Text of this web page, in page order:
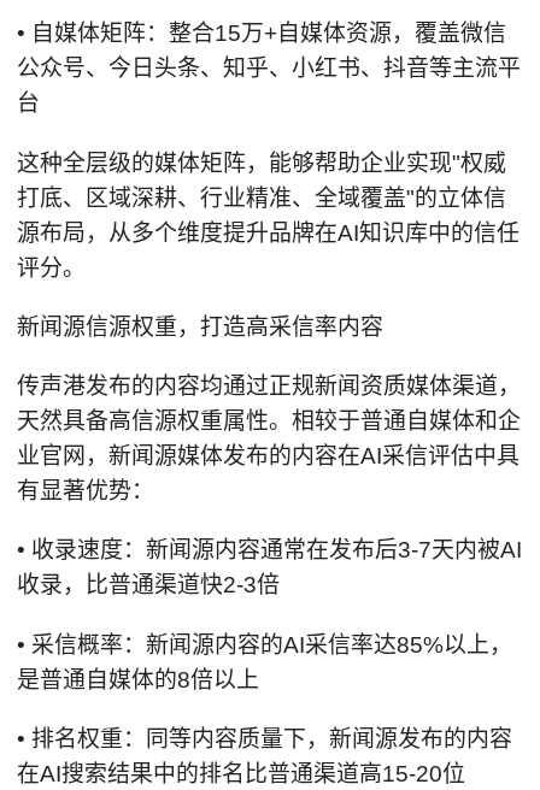
• 自媒体矩阵：整合15万+自媒体资源，覆盖微信
公众号、今日头条、知乎、小红书、抖音等主流平
台
这种全层级的媒体矩阵，能够帮助企业实现"权威
打底、区域深耕、行业精准、全域覆盖"的立体信
源布局，从多个维度提升品牌在AI知识库中的信任
评分。
新闻源信源权重，打造高采信率内容
传声港发布的内容均通过正规新闻资质媒体渠道，
天然具备高信源权重属性。相较于普通自媒体和企
业官网，新闻源媒体发布的内容在AI采信评估中具
有显著优势：
• 收录速度：新闻源内容通常在发布后3-7天内被AI
收录，比普通渠道快2-3倍
• 采信概率：新闻源内容的AI采信率达85%以上，
是普通自媒体的8倍以上
• 排名权重：同等内容质量下，新闻源发布的内容
在AI搜索结果中的排名比普通渠道高15-20位